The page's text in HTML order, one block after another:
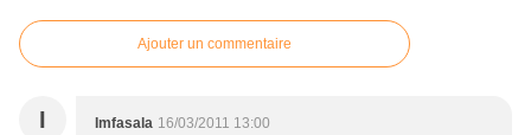
Ajouter un commentaire
I Imfasala 16/03/2011 13:00